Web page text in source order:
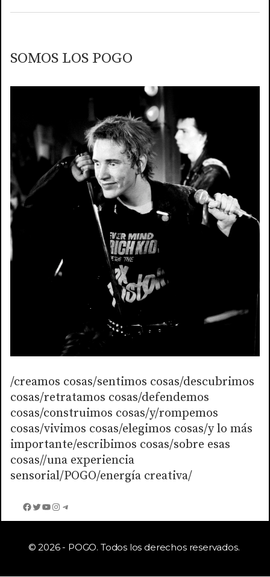
SOMOS LOS POGO
/creamos cosas/sentimos cosas/descubrimos
cosas/retratamos cosas/defendemos
cosas/construimos cosas/y/rompemos
cosas/vivimos cosas/elegimos cosas/y lo más
importante/escribimos cosas/sobre esas
cosas//una experiencia
sensorial/POGO/energía creativa/
Facebook
Twitter
YouTube
Instagram
Telegram
© 2026 - POGO. Todos los derechos reservados.